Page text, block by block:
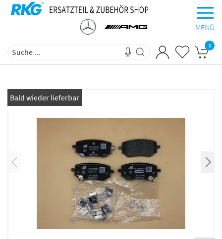
MENÜ
0
Bald wieder lieferbar